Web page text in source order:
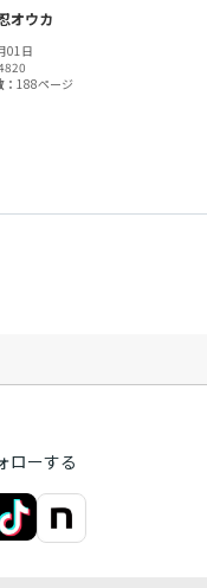
オウカ
01日
188ページ
ローする